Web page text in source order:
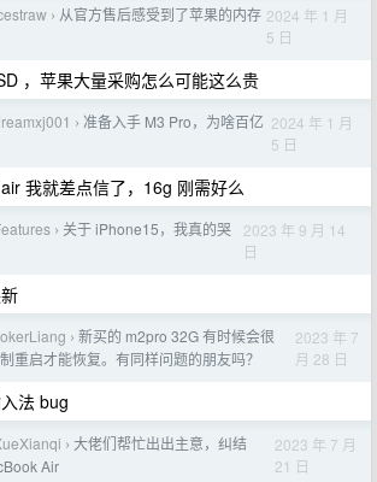
› 从官方售后感受到了苹果的内存 2024 年 1 月
5 日
，苹果大量采购怎么可能这么贵
› 准备入手 M3 Pro，为啥百亿 2024 年 1 月
5 日
我就差点信了，16g 刚需好么
› 关于 iPhone15，我真的哭
2023 年 9 月 14
日
› 新买的 m2pro 32G 有时候会很
重启才能恢复。有同样问题的朋友吗？
2023 年 7
月 28 日
法 bug
› 大佬们帮忙出出主意，纠结
Air
2023 年 7 月
21 日